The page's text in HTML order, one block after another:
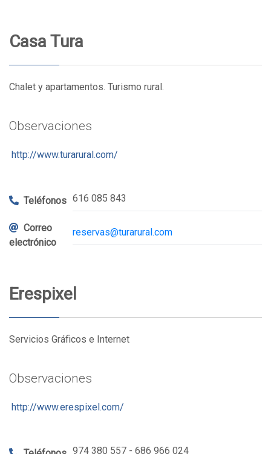
Casa Tura
Chalet y apartamentos. Turismo rural.
Observaciones
http://www.turarural.com/
Teléfonos 616 085 843
Correo
electrónico
reservas@turarural.com
Erespixel
Servicios Gráficos e Internet
Observaciones
http://www.erespixel.com/
974 380 557 - 686 966 024